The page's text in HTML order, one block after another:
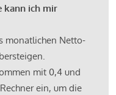
kann ich mir
monatlichen Netto-
mit 0,4 und
ein, um die